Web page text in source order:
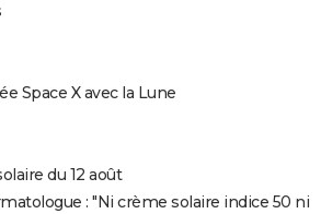
Space X avec la Lune
du 12 août
: "Ni crème solaire indice 50 ni